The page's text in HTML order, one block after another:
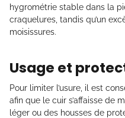
hygrométrie stable dans la
craquelures, tandis qu’un
moisissures.
Usage et
Pour limiter l’usure, il est
afin que le cuir s’affaisse de
léger ou des housses de